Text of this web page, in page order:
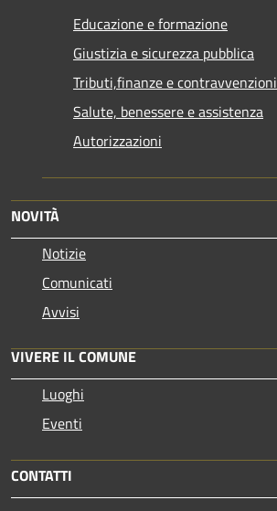
Educazione e formazione
Giustizia e sicurezza pubblica
Tributi,finanze e contravvenzioni
Salute, benessere e assistenza
Autorizzazioni
NOVITÀ
Notizie
Comunicati
Avvisi
VIVERE IL COMUNE
Luoghi
Eventi
CONTATTI